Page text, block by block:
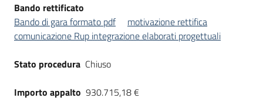
Bando rettificato
Bando di gara formato pdf
motivazione rettifica
comunicazione Rup integrazione elaborati progettuali
Stato procedura Chiuso
Importo appalto 930.715,18 €